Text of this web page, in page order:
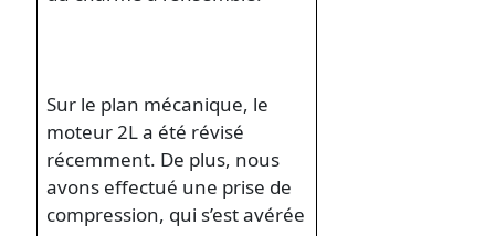
Sur le plan mécanique, le
moteur 2L a été révisé
récemment. De plus, nous
avons effectué une prise de
compression, qui s’est avérée